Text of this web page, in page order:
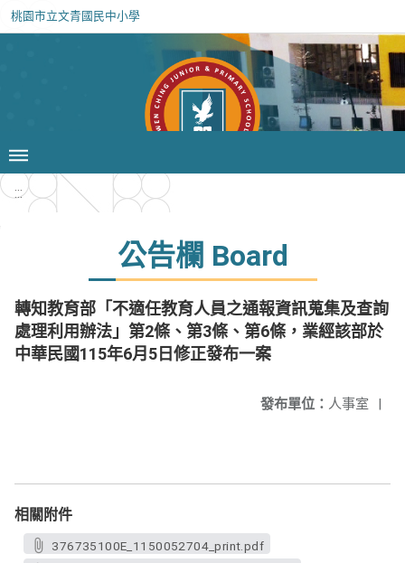
桃園市立文青國民中小學
:::
公告欄 Board
轉知教育部「不適任教育人員之通報資訊蒐集及查詢
處理利用辦法」第2條、第3條、第6條，業經該部於
中華民國115年6月5日修正發布一案
發布單位： 人事室 |
相關附件
376735100E_1150052704_print.pdf